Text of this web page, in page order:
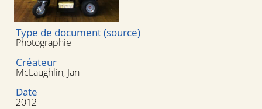
Type de document (source)
Photographie
Créateur
McLaughlin, Jan
Date
2012